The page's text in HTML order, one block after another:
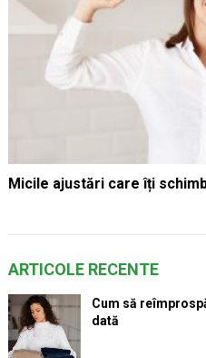
Micile ajustări care îți
ARTICOLE RECENTE
Cum să
dată